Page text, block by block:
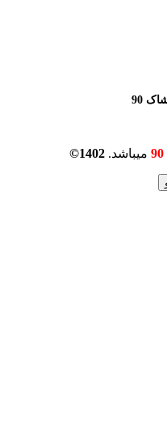
90
میباشد. 1402©